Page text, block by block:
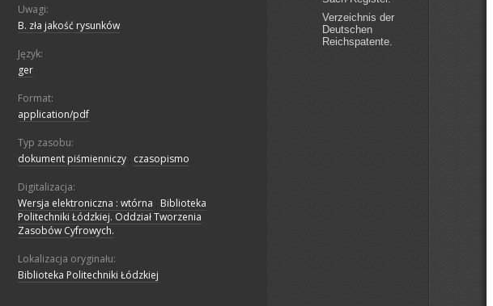
Uwagi:
B. zła jakość rysunków
Język:
ger
Format:
application/pdf
Typ zasobu:
dokument piśmienniczy czasopismo
Digitalizacja:
Wersja elektroniczna : wtórna
Biblioteka
Politechniki Łódzkiej. Oddział Tworzenia
Zasobów Cyfrowych.
Lokalizacja oryginału:
Biblioteka Politechniki Łódzkiej